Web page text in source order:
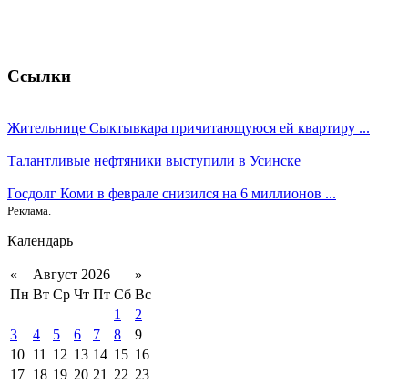
Ссылки
Жительнице Сыктывкара причитающуюся ей квартиру ...
Талантливые нефтяники выступили в Усинске
Госдолг Коми в феврале снизился на 6 миллионов ...
Реклама.
Календарь
« Август 2026
»
Пн Вт Ср Чт Пт Сб Вс
1
2
3
4 5 6 7 8
9
10 11 12 13 14 15 16
17 18 19 20 21 22 23